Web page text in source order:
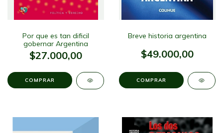
Por que es tan dificil
gobernar Argentina
$27.000,00
Breve historia argentina
$49.000,00